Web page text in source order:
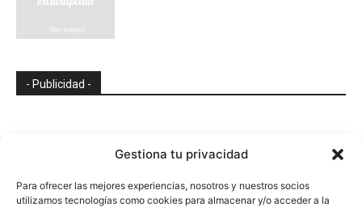
Gestiona tu privacidad
Para ofrecer las mejores experiencias, nosotros y nuestros socios
utilizamos tecnologías como cookies para almacenar y/o acceder a la
- Publicidad -